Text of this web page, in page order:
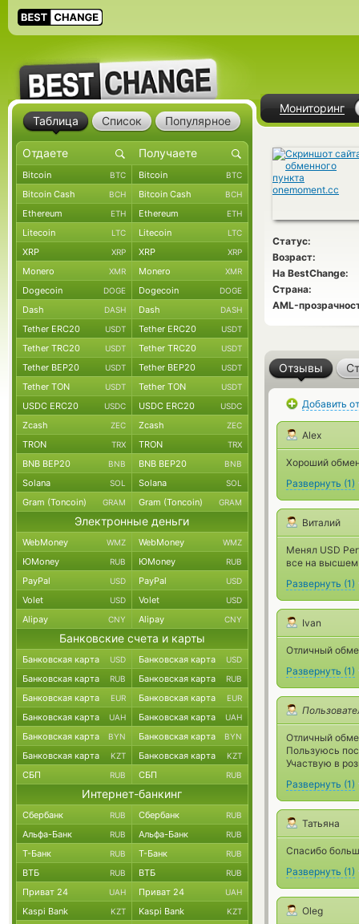
Мониторинг
Статус:
Возраст:
На BestChange:
Страна:
AML-
Отзывы
Добавить
Alex
Хороший
Развернуть (1)
Виталий
Менял USD
все на высшем
Развернуть (1)
Ivan
Отличный
Развернуть (1)
Отличный
Пользуюсь
Участвую в
Развернуть (1)
Татьяна
Спасибо
Развернуть (1)
Oleg
Таблица Список Популярное
Bitcoin BTC Bitcoin BTC
Bitcoin Cash BCH Bitcoin Cash BCH
Ethereum ETH Ethereum ETH
Litecoin LTC Litecoin LTC
XRP XRP XRP XRP
Monero XMR Monero XMR
Dogecoin DOGE Dogecoin DOGE
Dash DASH Dash DASH
Tether ERC20 USDT Tether ERC20 USDT
Tether TRC20 USDT Tether TRC20 USDT
Tether BEP20 USDT Tether BEP20 USDT
Tether TON USDT Tether TON USDT
USDC ERC20 USDC USDC ERC20 USDC
Zcash ZEC Zcash ZEC
TRON TRX TRON TRX
BNB BEP20 BNB BNB BEP20 BNB
Solana SOL Solana SOL
Gram (Toncoin) GRAM Gram (Toncoin) GRAM
Электронные деньги
WebMoney WMZ WebMoney WMZ
ЮMoney RUB ЮMoney RUB
PayPal USD PayPal USD
Volet USD Volet USD
Alipay CNY Alipay CNY
Банковские счета и карты
Банковская карта USD Банковская карта USD
Банковская карта RUB Банковская карта RUB
Банковская карта EUR Банковская карта EUR
Банковская карта UAH Банковская карта UAH
Банковская карта BYN Банковская карта BYN
Банковская карта KZT Банковская карта KZT
СБП RUB СБП RUB
Интернет-банкинг
Сбербанк RUB Сбербанк RUB
Альфа-Банк RUB Альфа-Банк RUB
Т-Банк RUB Т-Банк RUB
ВТБ RUB ВТБ RUB
Приват 24 UAH Приват 24 UAH
Kaspi Bank KZT Kaspi Bank KZT